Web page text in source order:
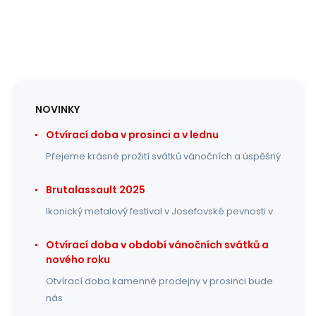
NOVINKY
Otvírací doba v prosinci a v lednu
Přejeme krásné prožití svátků vánočních a úspěšný
Brutalassault 2025
Ikonický metalový festival v Josefovské pevnosti v
Otvírací doba v období vánočních svátků a
nového roku
Otvírací doba kamenné prodejny v prosinci bude
nás